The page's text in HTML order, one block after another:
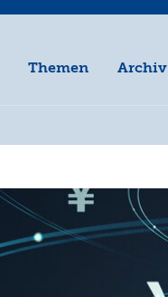
Themen Archiv